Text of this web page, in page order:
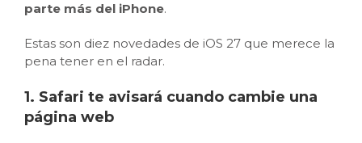
parte más del iPhone.
Estas son diez novedades de iOS 27 que merece la
pena tener en el radar.
1. Safari te avisará cuando cambie una
página web